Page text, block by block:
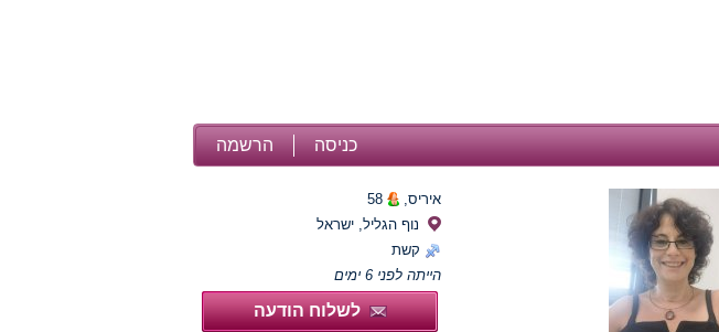
הרשמה כניסה
איריס,
58
נוף הגליל, ישראל
קשת
הייתה לפני 6 ימים
לשלוח הודעה